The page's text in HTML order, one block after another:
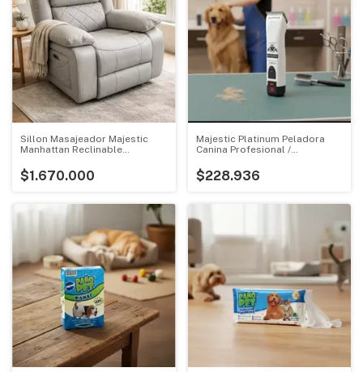
Sillon Masajeador Majestic
Manhattan Reclinable
$1.670.000
Majestic Platinum Peladora
Canina Profesional /
$228.936